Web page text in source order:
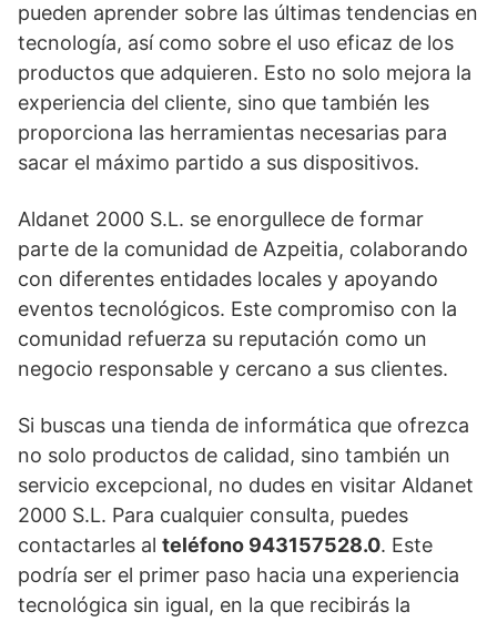
pueden aprender sobre las últimas tendencias en
tecnología, así como sobre el uso eficaz de los
productos que adquieren. Esto no solo mejora la
experiencia del cliente, sino que también les
proporciona las herramientas necesarias para
sacar el máximo partido a sus dispositivos.
Aldanet 2000 S.L. se enorgullece de formar
parte de la comunidad de Azpeitia, colaborando
con diferentes entidades locales y apoyando
eventos tecnológicos. Este compromiso con la
comunidad refuerza su reputación como un
negocio responsable y cercano a sus clientes.
Si buscas una tienda de informática que ofrezca
no solo productos de calidad, sino también un
servicio excepcional, no dudes en visitar Aldanet
2000 S.L. Para cualquier consulta, puedes
contactarles al teléfono 943157528.0. Este
podría ser el primer paso hacia una experiencia
tecnológica sin igual, en la que recibirás la